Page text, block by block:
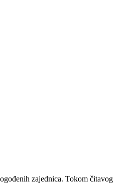
zajednica. Tokom čitavog